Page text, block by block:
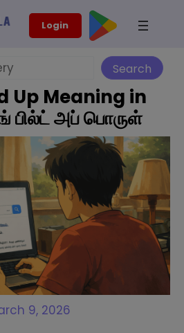
Login
Search
Up Meaning in
பில்ட் அப் பொருள்
9, 2026
modal-check